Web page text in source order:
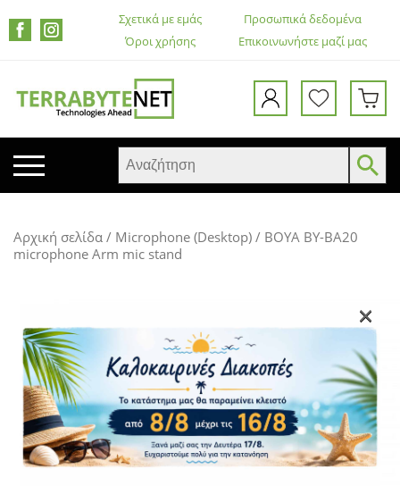
Σχετικά με εμάς
Επικοινωνήστε μαζί μας
Προσωπικά δεδομένα
Όροι χρήσης
TABLETS
ΕΚΤΥΠΩΤΈΣ – ΠΟΛΥΜΗΧΑΝΉΜΑΤΑ
WEB CAMERA
ΚΟΥΤΙΆ ΥΠΟΛΟΓΙΣΤΏΝ
CASE FANS
LIQUID COOLERS
Αρχική σελίδα / Microphone (Desktop) / BOYA BY-BA20
microphone Arm mic stand
×